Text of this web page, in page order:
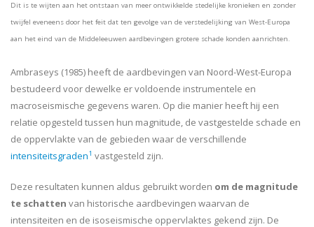
Dit is te wijten aan het ontstaan van meer ontwikkelde stedelijke kronieken en zonder
twijfel eveneens door het feit dat ten gevolge van de verstedelijking van West-Europa
aan het eind van de Middeleeuwen aardbevingen grotere schade konden aanrichten.
Ambraseys (1985) heeft de aardbevingen van Noord-West-Europa
bestudeerd voor dewelke er voldoende instrumentele en
macroseismische gegevens waren. Op die manier heeft hij een
relatie opgesteld tussen hun magnitude, de vastgestelde schade en
de oppervlakte van de gebieden waar de verschillende
intensiteitsgraden1 vastgesteld zijn.
Deze resultaten kunnen aldus gebruikt worden om de magnitude
te schatten van historische aardbevingen waarvan de
intensiteiten en de isoseismische oppervlaktes gekend zijn. De